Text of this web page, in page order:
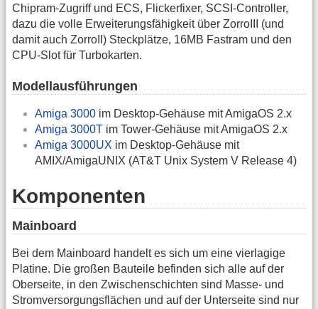
Chipram-Zugriff und ECS, Flickerfixer, SCSI-Controller,
dazu die volle Erweiterungsfähigkeit über ZorroIII (und
damit auch ZorroII) Steckplätze, 16MB Fastram und den
CPU-Slot für Turbokarten.
Modellausführungen
Amiga 3000 im Desktop-Gehäuse mit AmigaOS 2.x
Amiga 3000T im Tower-Gehäuse mit AmigaOS 2.x
Amiga 3000UX im Desktop-Gehäuse mit
AMIX/AmigaUNIX (AT&T Unix System V Release 4)
Komponenten
Mainboard
Bei dem Mainboard handelt es sich um eine vierlagige
Platine. Die großen Bauteile befinden sich alle auf der
Oberseite, in den Zwischenschichten sind Masse- und
Stromversorgungsflächen und auf der Unterseite sind nur